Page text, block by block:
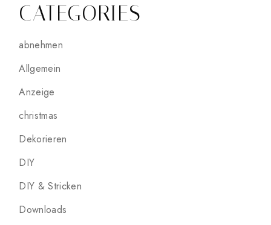
CATEGORIES
abnehmen
Allgemein
Anzeige
christmas
Dekorieren
DIY
DIY & Stricken
Downloads